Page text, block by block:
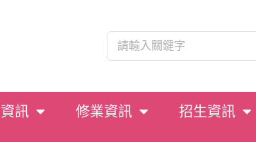
訊 修業資訊 招生資訊